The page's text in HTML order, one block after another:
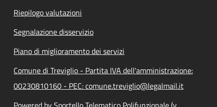
Riepilogo valutazioni
Segnalazione disservizio
Piano di miglioramento dei servizi
Comune di Treviglio - Partita IVA dell'amministrazione:
00230810160 - PEC: comune.treviglio@legalmail.it